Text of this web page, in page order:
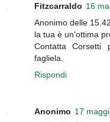
Fitzcarraldo 16
Anonimo delle 15.42
la tua è un'ottima
Contatta
fagliela.
Rispondi
Anonimo 17